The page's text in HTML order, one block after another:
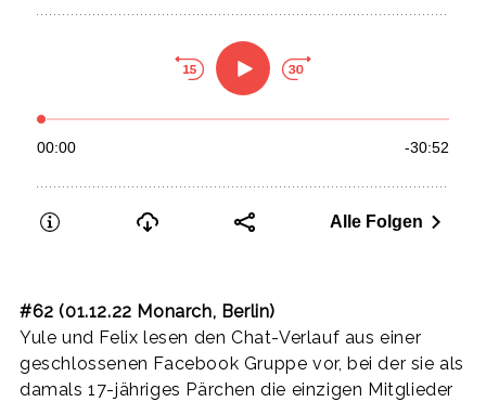
#62 (01.12.22 Monarch, Berlin)
Yule und Felix lesen den Chat-Verlauf aus einer
geschlossenen Facebook Gruppe vor, bei der sie als
damals 17-jähriges Pärchen die einzigen Mitglieder